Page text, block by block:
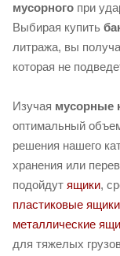
мусорного при
Выбирая купить
литража, вы
которая не
Изучая мусорные
оптимальный
решения нашего
хранения или
подойдут ящики,
пластиковые ящики
металлические
для тяжелых